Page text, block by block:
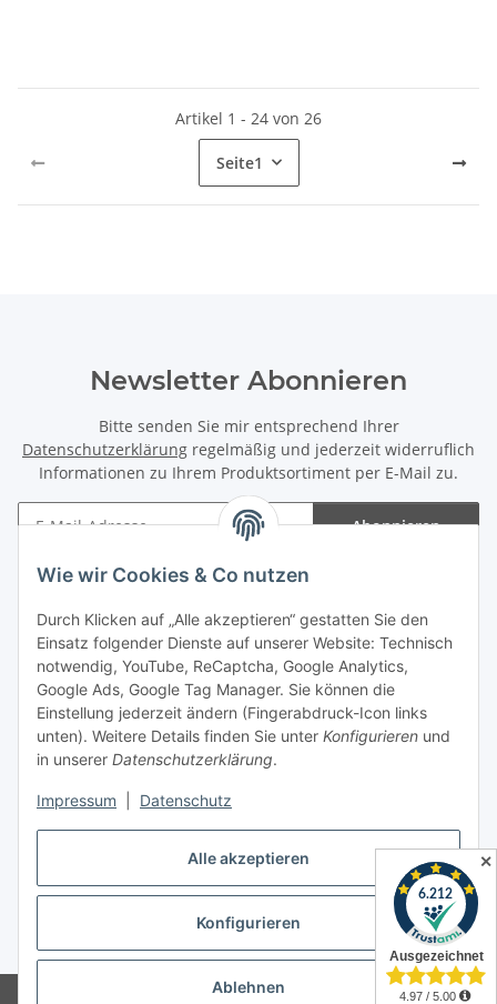
Alle akzeptieren
Konfigurieren
Ablehnen
Wie wir Cookies & Co nutzen
Durch Klicken auf „Alle akzeptieren“ gestatten Sie den
Einsatz folgender Dienste auf unserer Website: Technisch
notwendig, YouTube, ReCaptcha, Google Analytics,
Google Ads, Google Tag Manager. Sie können die
Einstellung jederzeit ändern (Fingerabdruck-Icon links
unten). Weitere Details finden Sie unter Konfigurieren und
in unserer Datenschutzerklärung.
Impressum Datenschutz
Artikel 1 - 24 von 26
Seite1
Newsletter Abonnieren
Bitte senden Sie mir entsprechend Ihrer
Datenschutzerklärung regelmäßig und jederzeit widerruflich
Informationen zu Ihrem Produktsortiment per E-Mail zu.
Abonnieren
Gesetzliche Informationen
Spieletreffs in Jülich & Umgebung
* Alle Preise inkl. gesetzlicher USt., zzgl.Versand
✕